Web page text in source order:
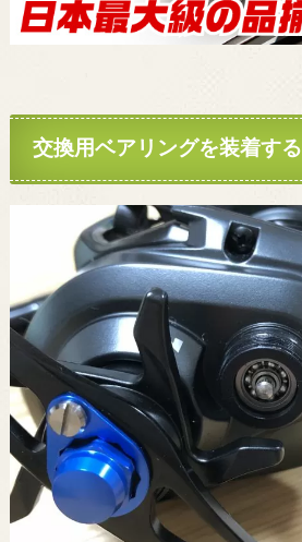
交換用ベアリングを装着する